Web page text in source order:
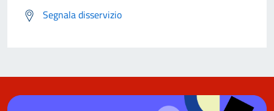
Segnala disservizio